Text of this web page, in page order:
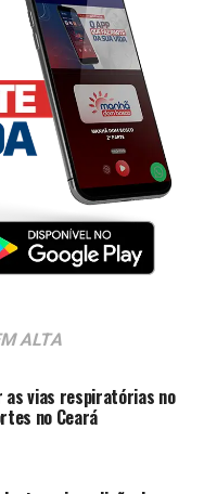
ALTA
as vias respiratórias no
no Ceará